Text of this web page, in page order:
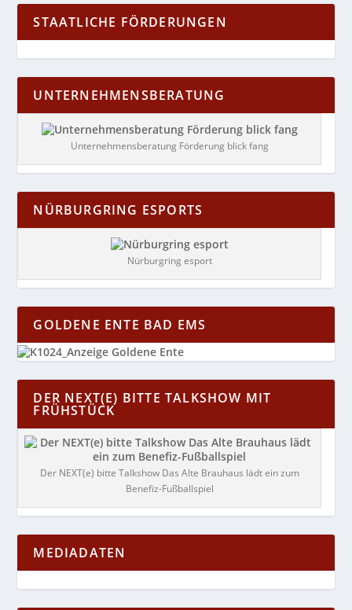
STAATLICHE FÖRDERUNGEN
UNTERNEHMENSBERATUNG
Unternehmensberatung Förderung blick fang
NÜRBURGRING ESPORTS
Nürburgring esport
GOLDENE ENTE BAD EMS
DER NEXT(E) BITTE TALKSHOW MIT
FRÜHSTÜCK
Der NEXT(e) bitte Talkshow Das Alte Brauhaus lädt ein zum
Benefiz-Fußballspiel
MEDIADATEN